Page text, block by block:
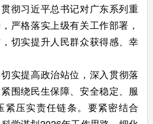
彻习近平总书记对广东系列重
严格落实上级有关工作部署，
切实提升人民群众获得感、幸
实提高政治站位，深入贯彻落
围绕民生保障、安全稳定、服
紧压实责任链条。要紧密结合